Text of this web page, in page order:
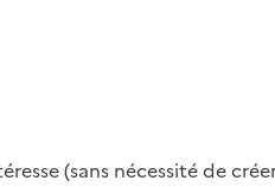
(sans nécessité de